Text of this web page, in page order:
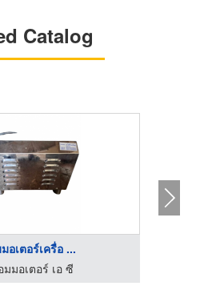
Catalog
อเตอร์เครื่อ ...
มอเตอร์ เอ ซี